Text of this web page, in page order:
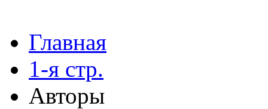
Главная
1-я стр.
Авторы